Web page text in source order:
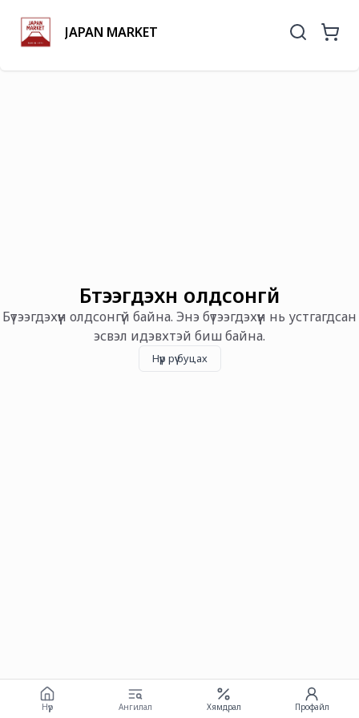
JAPAN MARKET
Бүтээгдэхүүн олдсонгүй
Бүтээгдэхүүн олдсонгүй байна. Энэ бүтээгдэхүүн нь устгагдсан
эсвэл идэвхтэй биш байна.
Нүүр рүү буцах
Нүүр Ангилал Хямдрал Профайл